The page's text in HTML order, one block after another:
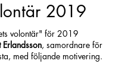
2019
volontär" för 2019
Erlandsson, samordnare för
med följande motivering.